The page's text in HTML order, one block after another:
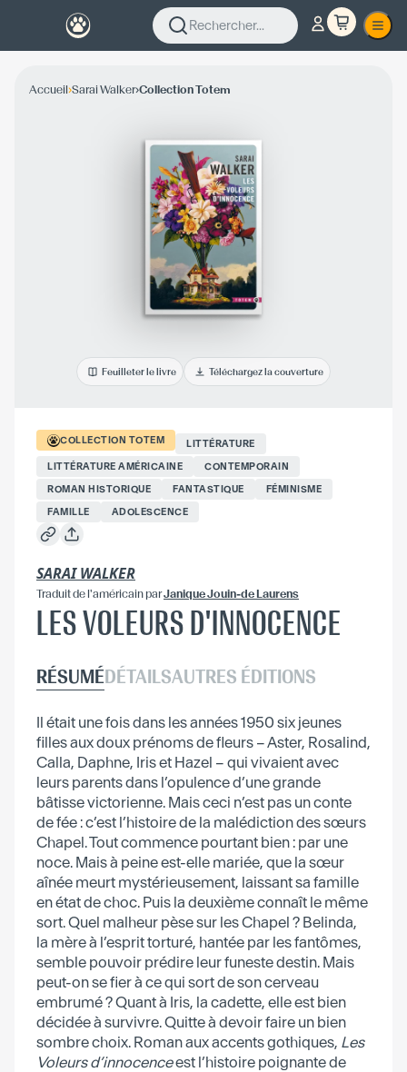
Rechercher...
Accueil›Sarai Walker›Collection Totem
Feuilleter le livre Téléchargez la couverture
COLLECTION TOTEM
LITTÉRATURE
LITTÉRATURE AMÉRICAINE
CONTEMPORAIN
ROMAN HISTORIQUE
FANTASTIQUE
FÉMINISME
FAMILLE
ADOLESCENCE
SARAI WALKER
Traduitde l'américainparJanique Jouin-de Laurens
LES VOLEURS D'INNOCENCE
RÉSUMÉDÉTAILSAUTRES ÉDITIONS
Il était une fois dans les années 1950 six jeunes
filles aux doux prénoms de fleurs – Aster, Rosalind,
Calla, Daphne, Iris et Hazel – qui vivaient avec
leurs parents dans l’opulence d’une grande
bâtisse victorienne. Mais ceci n’est pas un conte
de fée : c’est l’histoire de la malédiction des sœurs
Chapel. Tout commence pourtant bien : par une
noce. Mais à peine est-elle mariée, que la sœur
aînée meurt mystérieusement, laissant sa famille
en état de choc. Puis la deuxième connaît le même
sort. Quel malheur pèse sur les Chapel ? Belinda,
la mère à l’esprit torturé, hantée par les fantômes,
semble pouvoir prédire leur funeste destin. Mais
peut-on se fier à ce qui sort de son cerveau
embrumé ? Quant à Iris, la cadette, elle est bien
décidée à survivre. Quitte à devoir faire un bien
sombre choix. Roman aux accents gothiques, Les
Voleurs d’innocenceest l’histoire poignante de